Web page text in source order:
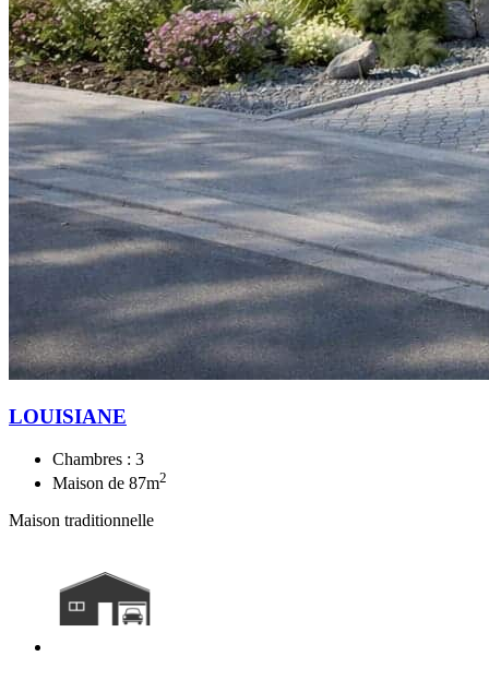
LOUISIANE
Chambres : 3
Maison de 87m2
Maison traditionnelle